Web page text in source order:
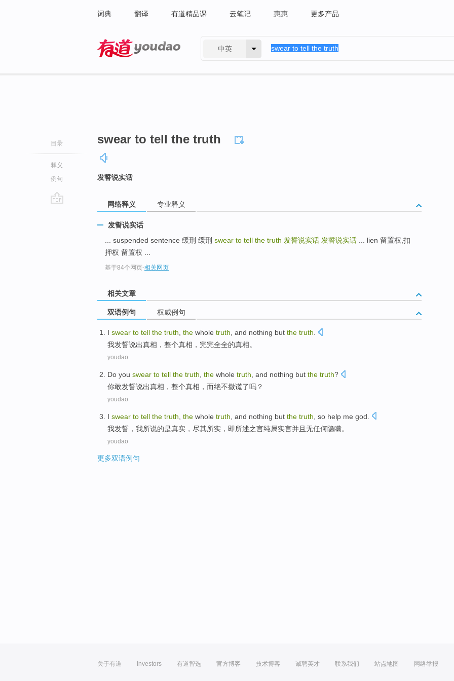
词典 翻译 有道精品课 云笔记 惠惠 更多产品
中英
目录
释义
例句
swear to tell the truth
发誓说实话
网络释义 专业释义
发誓说实话
... suspended sentence 缓刑 缓刑 swear to tell the truth 发誓说实话 发誓说实话 ... lien 留置权,扣
押权 留置权 ...
基于84个网页-相关网页
相关文章
双语例句 权威例句
I swear to tell the truth the whole truth , and nothing but the truth
我发誓说出真相 ， 整个真相，完完全全的真相。
youdao
Do you swear to tell the truth the whole truth and nothing but the truth?
你敢发誓说出真相 ， 整个真相， 而绝不撒谎了吗？
youdao
I swear to tell the truth the whole truth and nothing but the truth , so help me god.
我发誓 ， 我所说的是真实 ，尽其所实 ，即所述之言纯属实言并且 无任何隐瞒。
youdao
更多双语例句
关于有道 Investors 有道智选 官方博客 技术博客 诚聘英才 联系我们 站点地图 网络举报